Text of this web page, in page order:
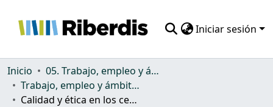
Iniciar sesión
Comunidades
Todo DSpace
Inicio
05. Trabajo, empleo y ámbito productivo
Trabajo, empleo y ámbito productivo
Calidad y ética en los centros especiales de empleo: Una reflexión para el debate